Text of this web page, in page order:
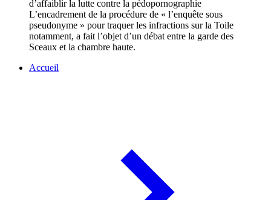
L’encadrement de la procédure de « l’enquête sous
pseudonyme » pour traquer les infractions sur la Toile
notamment, a fait l’objet d’un débat entre la garde des
Sceaux et la chambre haute.
Accueil